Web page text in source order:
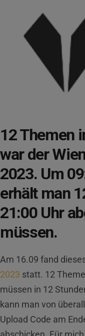
12 Themen
war der
2023. Um
erhält man
21:00 Uhr
müssen.
Am 16.09 fand
2023 statt. 12
müssen in 12
kann man von
Upload Code am